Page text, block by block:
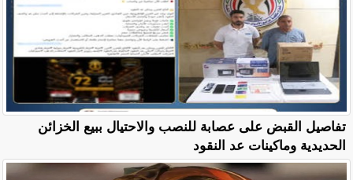
تفاصيل القبض على عصابة للنصب والاحتيال ببيع الخزائن
الحديدية وماكينات عد النقود